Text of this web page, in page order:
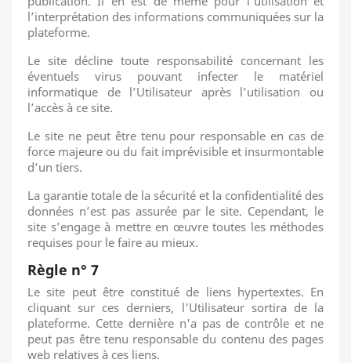
l’interprétation des informations communiquées sur la
plateforme.
Le site décline toute responsabilité concernant les
éventuels virus pouvant infecter le matériel
informatique de l’Utilisateur après l’utilisation ou
l’accès à ce site.
Le site ne peut être tenu pour responsable en cas de
force majeure ou du fait imprévisible et insurmontable
d’un tiers.
La garantie totale de la sécurité et la confidentialité des
données n’est pas assurée par le site. Cependant, le
site s’engage à mettre en œuvre toutes les méthodes
requises pour le faire au mieux.
Règle n° 7
Le site peut être constitué de liens hypertextes. En
cliquant sur ces derniers, l'Utilisateur sortira de la
plateforme. Cette dernière n'a pas de contrôle et ne
peut pas être tenu responsable du contenu des pages
web relatives à ces liens.